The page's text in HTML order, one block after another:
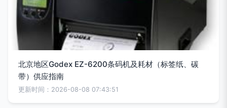
北京地区Godex EZ-6200条码机及耗材（标签纸、碳
带）供应指南
更新时间：2026-08-08 07:43:51